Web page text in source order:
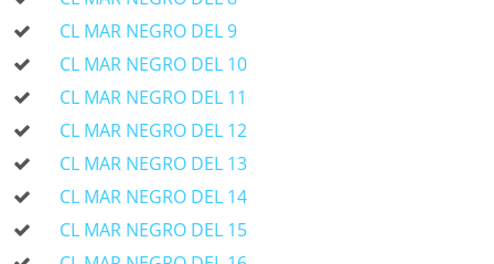
CL MAR NEGRO DEL 9
CL MAR NEGRO DEL 10
CL MAR NEGRO DEL 11
CL MAR NEGRO DEL 12
CL MAR NEGRO DEL 13
CL MAR NEGRO DEL 14
CL MAR NEGRO DEL 15